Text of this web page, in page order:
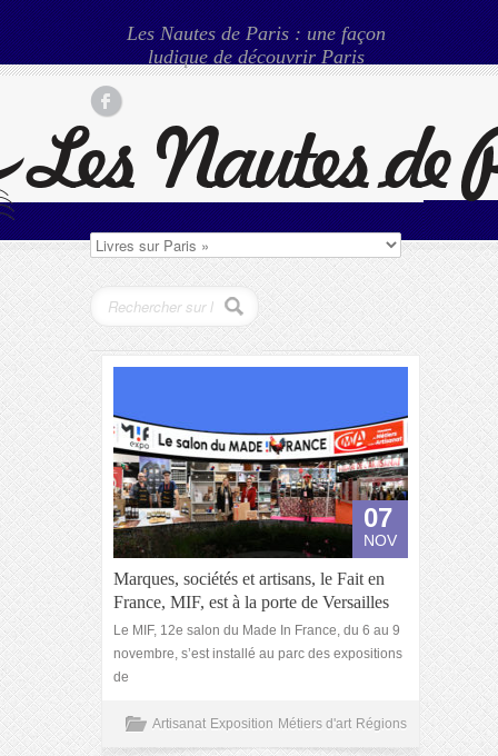
Les Nautes de Paris : une façon
ludique de découvrir Paris
07
NOV
Marques, sociétés et artisans, le Fait en
France, MIF, est à la porte de Versailles
Le MIF, 12e salon du Made In France, du 6 au 9
novembre, s’est installé au parc des expositions
de
Artisanat Exposition Métiers d'art Régions